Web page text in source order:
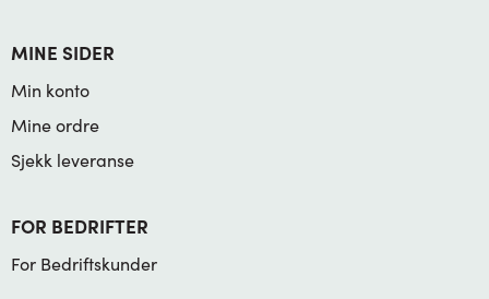
MINE SIDER
Min konto
Mine ordre
Sjekk leveranse
FOR BEDRIFTER
For Bedriftskunder